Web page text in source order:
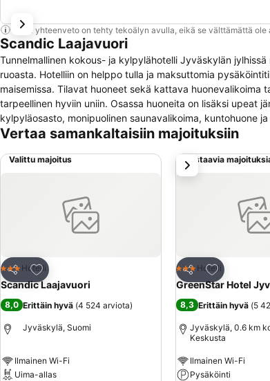
Tämä yhteenveto on tehty tekoälyn avulla, eikä se välttämättä
Scandic Laajavuori
Tunnelmallinen kokous- ja kylpylähotelli Jyväskylän
ruoasta. Hotelliin on helppo tulla ja maksuttomia
maisemissa. Tilavat huoneet sekä kattava huonevalikoima tarjoaa vaihtoehtoja jokaiseen tarpeeseen. Huoneissa on mukavat sängyt sekä kaikki
tarpeellinen hyviin uniin. Osassa huoneita on lisäksi upeat järvi-
kylpyläosasto, monipuolinen saunavalikoima, kuntohuone
Hotellissa on kaksi ravintolaa, rento kahvila ja baari sekä kylpyläosastolla oma allasbaari.
ulkopysäköintialue.
Vertaa samankaltaisiin majoituksiin
Valittu majoitus
Jaa
Lisää suosikkeihin
3 Tähtiluokitus
Hotelli
Scandic Laajavuori
8,0 Erittäin hyvä (4 524 arviota)
Jyväskylä, Suomi
Ilmainen Wi-Fi
Uima-allas
Vastaavia
Jaa
Lisää
3 Tähtiluokitus
Hotelli
GreenStar Hotel
8,3 Erittäin hyvä (5
Jyväskylä, 0.6 km
Keskusta
Ilmainen Wi-Fi
Pysäköinti
seuraava